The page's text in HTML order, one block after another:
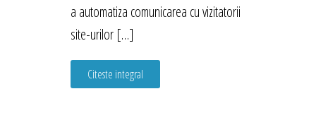
a automatiza comunicarea cu vizitatorii
site-urilor […]
Citeste integral